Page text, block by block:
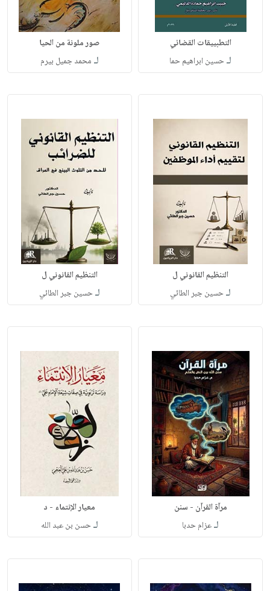
التطبييقات القضائي
لـحسين ابراهيم حما
صور ملونة من الحيا
لـ محمد جميل بيرم
التنظيم القانوني ل
لـحسين جبر الطائي
التنظيم القانوني ل
لـحسين جبر الطائي
مرآة القرآن - سنن
لـعزام حدبا
معيار الإنتماء - د
لـحسن بن عبد الله